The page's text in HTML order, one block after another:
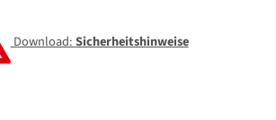
Download:Sicherheitshinweise